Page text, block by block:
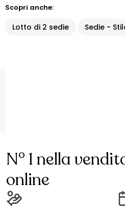
Scopri anche:
Lotto di 2 sedie Sedie -
N° 1 nella
online